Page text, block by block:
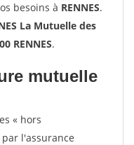
besoins à RENNES.
La Mutuelle des
RENNES.
mutuelle
« hors
l'assurance